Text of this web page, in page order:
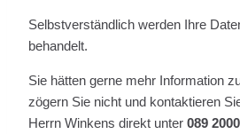
Selbstverständlich werden Ihre
behandelt.
Sie hätten gerne mehr Information
zögern Sie nicht und kontaktieren
Herrn Winkens direkt unter 089